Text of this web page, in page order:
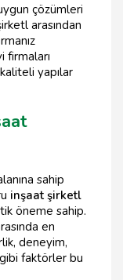
çözümleri
arasından
firmaları
yapılar
sahip
inşaat şirketl
öneme sahip.
en
deneyim,
faktörler bu